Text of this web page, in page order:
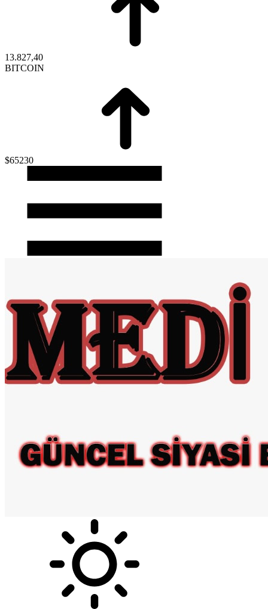
13.827,40
BITCOIN
$65230